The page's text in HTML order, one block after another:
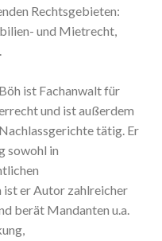
Rechtsgebieten:
und Mietrecht,
ist Fachanwalt für
und ist außerdem
tätig. Er
sowohl in
ist er Autor zahlreicher
berät Mandanten u.a.